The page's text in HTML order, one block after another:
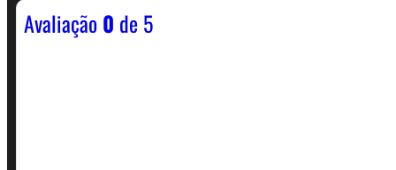
Avaliação0 de 5